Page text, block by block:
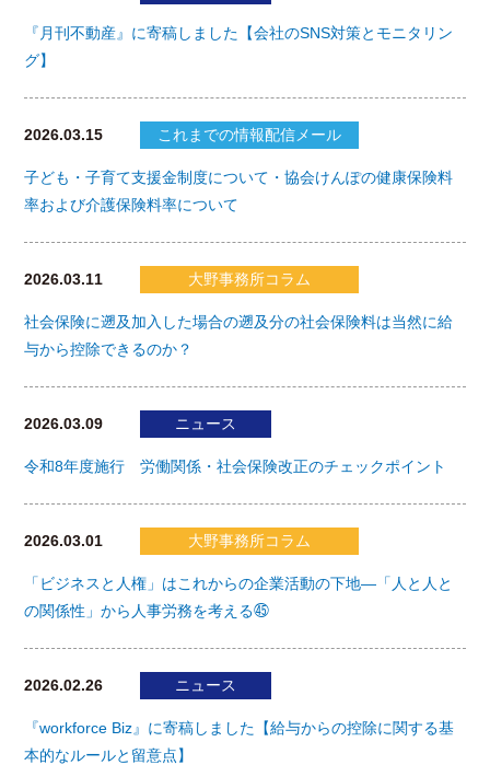
『月刊不動産』に寄稿しました【会社のSNS対策とモニタリン
グ】
2026.03.15 これまでの情報配信メール
子ども・子育て支援金制度について・協会けんぽの健康保険料
率および介護保険料率について
2026.03.11 大野事務所コラム
社会保険に遡及加入した場合の遡及分の社会保険料は当然に給
与から控除できるのか？
2026.03.09 ニュース
令和8年度施行 労働関係・社会保険改正のチェックポイント
2026.03.01 大野事務所コラム
「ビジネスと人権」はこれからの企業活動の下地―「人と人と
の関係性」から人事労務を考える㊺
2026.02.26 ニュース
『workforce Biz』に寄稿しました【給与からの控除に関する基
本的なルールと留意点】